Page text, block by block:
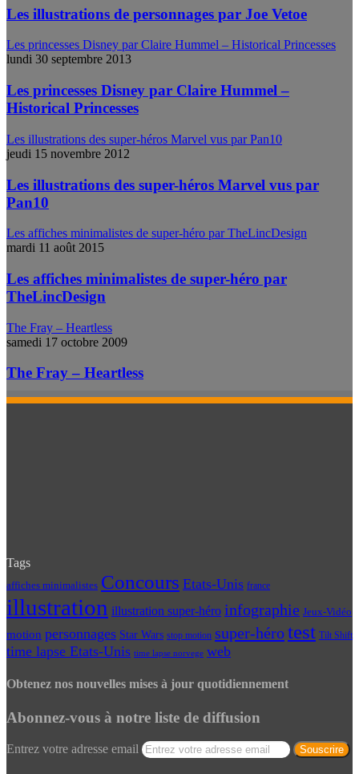
Les illustrations de personnages par Joe Vetoe
Les princesses Disney par Claire Hummel – Historical Princesses
lundi 30 septembre 2013
Les princesses Disney par Claire Hummel –
Historical Princesses
Les illustrations des super-héros Marvel vus par Pan10
jeudi 15 novembre 2012
Les illustrations des super-héros Marvel vus par
Pan10
Les affiches minimalistes de super-héro par TheLincDesign
mardi 11 août 2015
Les affiches minimalistes de super-héro par
TheLincDesign
The Fray – Heartless
samedi 17 octobre 2009
The Fray – Heartless
Tags
affiches minimalistes Concours Etats-Unis france
illustration illustration super-héro infographie Jeux-Vidéo
motion personnages Star Wars stop motion super-hérotest Tilt Shift
time lapse Etats-Unis time lapse norvege web
Obtenez nos nouvelles mises à jour quotidiennement
Abonnez-vous à notre liste de diffusion
Entrez votre adresse email